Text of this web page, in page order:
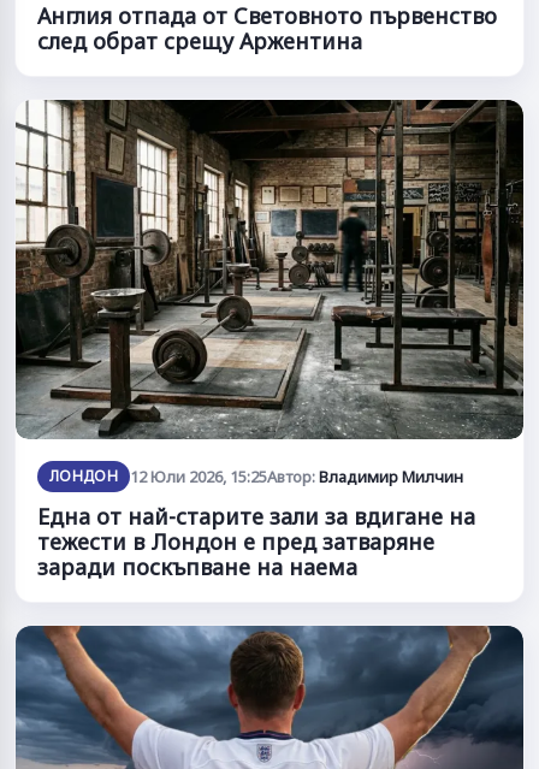
Англия отпада от Световното първенство
след обрат срещу Аржентина
ЛОНДОН 12 Юли 2026, 15:25Автор:Владимир Милчин
Една от най-старите зали за вдигане на
тежести в Лондон е пред затваряне
заради поскъпване на наема